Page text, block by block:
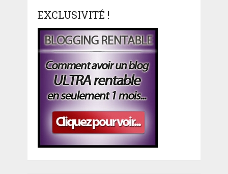
EXCLUSIVITÉ !